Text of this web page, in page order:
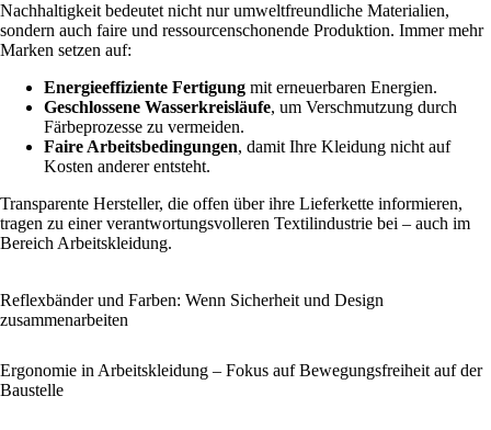
Nachhaltigkeit bedeutet nicht nur umweltfreundliche Materialien,
sondern auch faire und ressourcenschonende Produktion. Immer mehr
Marken setzen auf:
Energieeffiziente Fertigung mit erneuerbaren Energien.
Geschlossene Wasserkreisläufe, um Verschmutzung durch
Färbeprozesse zu vermeiden.
Faire Arbeitsbedingungen, damit Ihre Kleidung nicht auf
Kosten anderer entsteht.
Transparente Hersteller, die offen über ihre Lieferkette informieren,
tragen zu einer verantwortungsvolleren Textilindustrie bei – auch im
Bereich Arbeitskleidung.
Reflexbänder und Farben: Wenn Sicherheit und Design
zusammenarbeiten
Ergonomie in Arbeitskleidung – Fokus auf Bewegungsfreiheit auf der
Baustelle